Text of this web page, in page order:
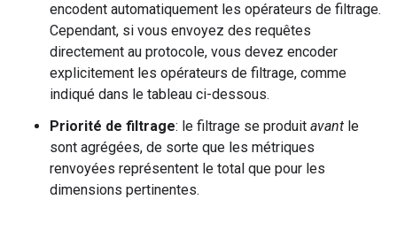
encodent automatiquement les opérateurs de filtrage.
Cependant, si vous envoyez des requêtes
directement au protocole, vous devez encoder
explicitement les opérateurs de filtrage, comme
indiqué dans le tableau ci-dessous.
Priorité de filtrage: le filtrage se produit avant le
sont agrégées, de sorte que les métriques
renvoyées représentent le total que pour les
dimensions pertinentes.